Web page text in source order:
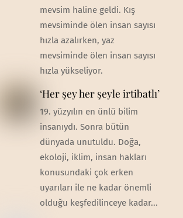
mevsim haline geldi. Kış
mevsiminde ölen insan sayısı
hızla azalırken, yaz
mevsiminde ölen insan sayısı
hızla yükseliyor.
‘Her şey her şeyle irtibatlı’
19. yüzyılın en ünlü bilim
insanıydı. Sonra bütün
dünyada unutuldu. Doğa,
ekoloji, iklim, insan hakları
konusundaki çok erken
uyarıları ile ne kadar önemli
olduğu keşfedilinceye kadar...